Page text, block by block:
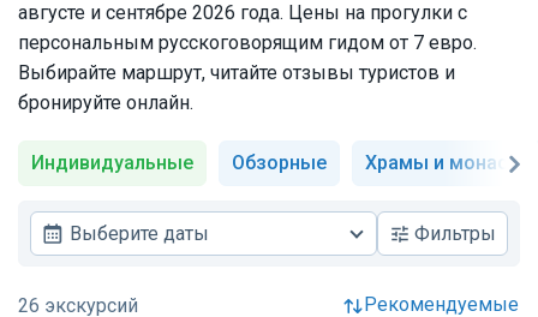
августе и сентябре 2026 года. Цены на прогулки с
персональным русскоговорящим гидом от 7 евро.
Выбирайте маршрут, читайте отзывы туристов и
бронируйте онлайн.
Индивидуальные Обзорные Храмы и
Выберите даты Фильтры
рекомендуемые